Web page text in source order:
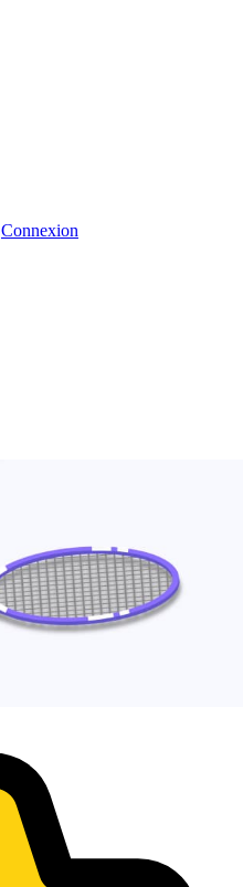
Connexion